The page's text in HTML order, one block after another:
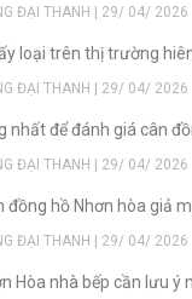
ĐẠI THANH | 29/ 04/ 2026
loại trên thị trường
ĐẠI THANH | 29/ 04/ 2026
nhất để đánh giá cân
ĐẠI THANH | 29/ 04/ 2026
đồng hồ Nhơn hòa giả
ĐẠI THANH | 29/ 04/ 2026
Hòa nhà bếp cần lưu ý